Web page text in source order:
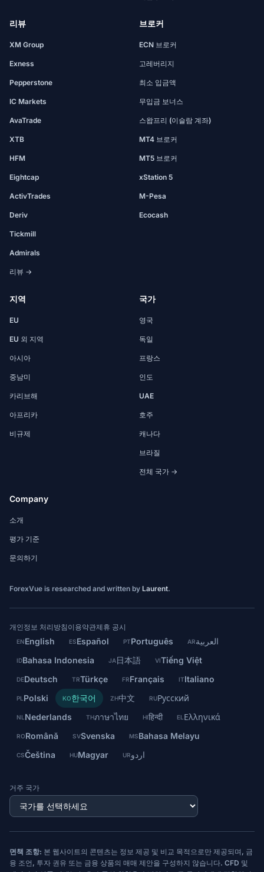
리뷰
XM Group
Exness
Pepperstone
IC Markets
AvaTrade
XTB
HFM
Eightcap
ActivTrades
Deriv
Tickmill
Admirals
리뷰 →
브로커
ECN 브로커
고레버리지
최소 입금액
무입금 보너스
스왑프리 (이슬람 계좌)
MT4 브로커
MT5 브로커
xStation 5
M-Pesa
Ecocash
지역
EU
EU 외 지역
아시아
중남미
카리브해
아프리카
비규제
국가
영국
독일
프랑스
인도
UAE
호주
캐나다
브라질
전체 국가 →
Company
소개
평가 기준
문의하기
ForexVue is researched and written by Laurent.
개인정보 처리방침 이용약관제휴 공시
ENEnglish ESEspañol PTPortuguês ARالعربية
IDBahasa Indonesia JA日本語 VITiếng Việt
DEDeutsch TRTürkçe FRFrançais ITItaliano
PL Polski KO한국어 ZH中文 RUРусский
NL Nederlands THภาษาไทย HIहिन्दी EL Ελληνικά
RORomână SVSvenska MSBahasa Melayu
CSČeština HUMagyar URاردو
거주 국가
면책 조항: 본 웹사이트의 콘텐츠는 정보 제공 및 비교 목적으로만 제공되며, 금
융 조언, 투자 권유 또는 금융 상품의 매매 제안을 구성하지 않습니다. CFD 및